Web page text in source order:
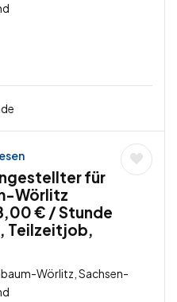
für
Wörlitz
€ / Stunde
Teilzeitjob,
Wörlitz, Sachsen-